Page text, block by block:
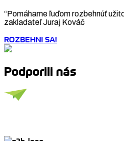
“Pomáhame ľuďom rozbehnúť
zakladateľ Juraj Kováč
ROZBEHNI SA!
Podporili nás